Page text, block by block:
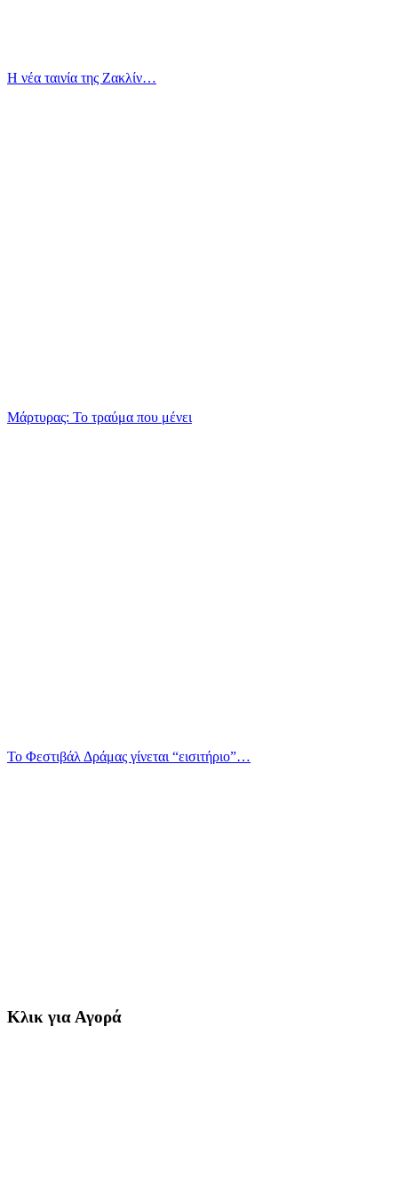
Η νέα ταινία της Ζακλίν…
Μάρτυρας: Το τραύμα που μένει
Το Φεστιβάλ Δράμας γίνεται “εισιτήριο”…
Κλικ για Αγορά